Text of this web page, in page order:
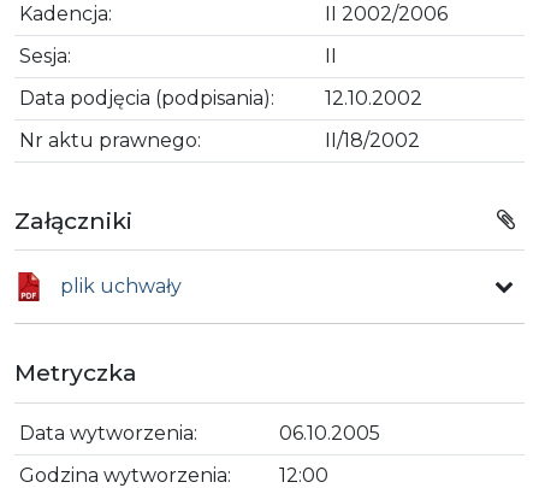
Kadencja:
II 2002/2006
Sesja:
II
Data podjęcia (podpisania):
12.10.2002
Nr aktu prawnego:
II/18/2002
Załączniki
plik uchwały
Metryczka
Data wytworzenia:
06.10.2005
Godzina wytworzenia:
12:00